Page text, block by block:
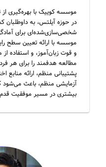
موسسه کوییک با بهره‌گیری
در حوزه آیلتس، به داوطلبان
شخصی‌سازی‌شده‌ای برای
موسسه با ارائه تعیین سطح
و قوت زبان‌آموز، و استفاده
مطالعه هدفمند را برای هر
پشتیبانی منظم، ارائه منابع
آزمایشی منظم، باعث می‌شود
بیشتری در مسیر موفقیت قدم